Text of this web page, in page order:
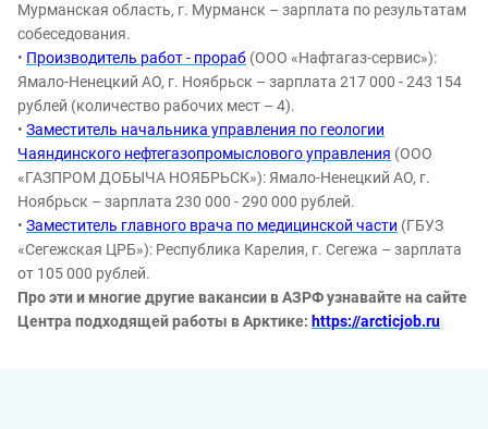
Мурманская область, г. Мурманск – зарплата по результатам
собеседования.
• Производитель работ - прораб (ООО «Нафтагаз-сервис»):
Ямало-Ненецкий АО, г. Ноябрьск – зарплата 217 000 - 243 154
рублей (количество рабочих мест – 4).
• Заместитель начальника управления по геологии
Чаяндинского нефтегазопромыслового управления (ООО
«ГАЗПРОМ ДОБЫЧА НОЯБРЬСК»): Ямало-Ненецкий АО, г.
Ноябрьск – зарплата 230 000 - 290 000 рублей.
• Заместитель главного врача по медицинской части (ГБУЗ
«Сегежская ЦРБ»): Республика Карелия, г. Сегежа – зарплата
от 105 000 рублей.
Про эти и многие другие вакансии в АЗРФ узнавайте на сайте
Центра подходящей работы в Арктике: https://arcticjob.ru